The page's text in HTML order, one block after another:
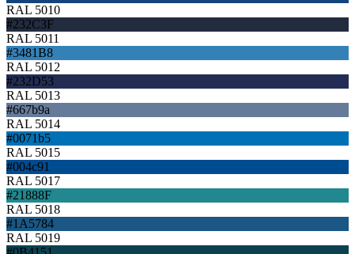
RAL 5010
#232C3F
RAL 5011
#3481B8
RAL 5012
#232D53
RAL 5013
#667b9a
RAL 5014
#0071b5
RAL 5015
#004c91
RAL 5017
#21888F
RAL 5018
#1A5784
RAL 5019